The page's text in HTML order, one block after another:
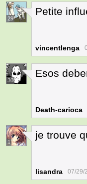
29
Petite
vincentlenga
30
Esos
Death-carioca
1
je trouve
lisandra 07/29/